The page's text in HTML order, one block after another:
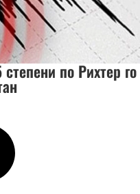
по Рихтер го